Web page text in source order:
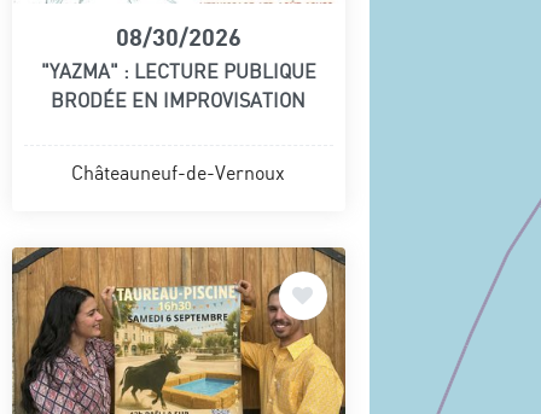
08/30/2026
"YAZMA" : LECTURE PUBLIQUE
BRODÉE EN IMPROVISATION
Châteauneuf-de-Vernoux